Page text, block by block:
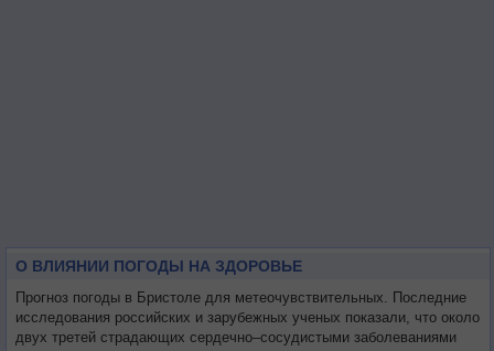
О ВЛИЯНИИ ПОГОДЫ НА ЗДОРОВЬЕ
Прогноз погоды в Бристоле для метеочувствительных. Последние
исследования российских и зарубежных ученых показали, что около
двух третей страдающих сердечно–сосудистыми заболеваниями